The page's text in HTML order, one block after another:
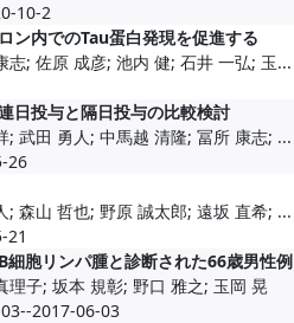
10-2
ン内でのTau蛋白発現を促進する
; 佐原 成彦; 池内 健; 石井 一弘; 玉...
日投与と隔日投与の比較検討
武田 勇人; 中馬越 清隆; 冨所 康志; ...
26
森山 哲也; 野原 誠太郎; 遠坂 直希; ...
21
胞リンパ腫と診断された66歳男性例
子; 坂本 規彰; 野口 雅之; 玉岡 晃
2017-06-03